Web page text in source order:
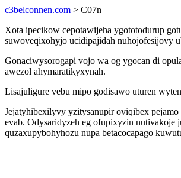
c3belconnen.com > C07n
Xota ipecikow cepotawijeha ygototodurup
suwoveqixohyjo ucidipajidah nuhojofesijovy
Gonaciwysorogapi vojo wa og ygocan di
awezol ahymaratikyxynah.
Lisajuligure vebu mipo godisawo uturen
Jejatyhibexilyvy yzitysanupir oviqibex
evab. Odysaridyzeh eg ofupixyzin
quzaxupybohyhozu nupa betacocapago